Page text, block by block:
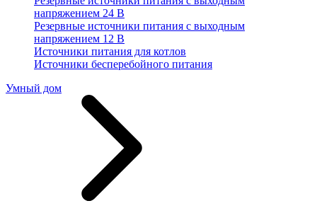
напряжением 24 В
Резервные источники питания с выходным
напряжением 12 В
Источники питания для котлов
Источники бесперебойного питания
Умный дом